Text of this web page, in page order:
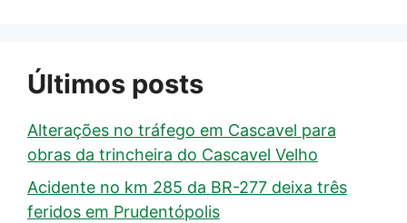
Últimos posts
Alterações no tráfego em Cascavel para
obras da trincheira do Cascavel Velho
Acidente no km 285 da BR-277 deixa três
feridos em Prudentópolis